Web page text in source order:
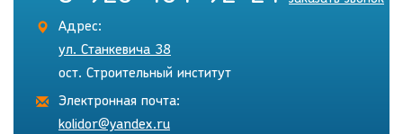
Адрес:
ул. Станкевича 38
ост. Строительный институт
Электронная почта:
kolidor@yandex.ru